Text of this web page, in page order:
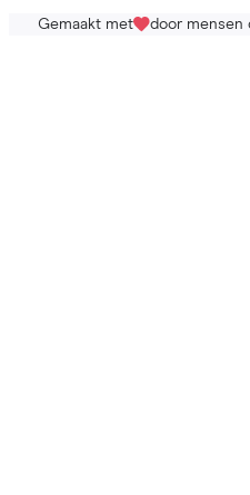
Gemaakt met door mensen